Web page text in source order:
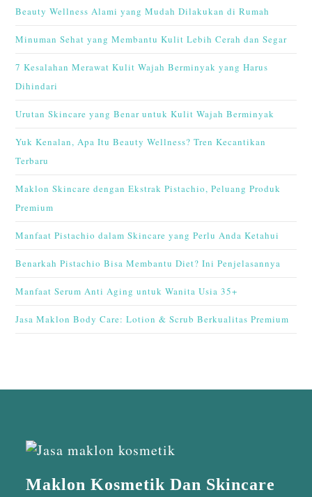
Beauty Wellness Alami yang Mudah Dilakukan di Rumah
Minuman Sehat yang Membantu Kulit Lebih Cerah dan Segar
7 Kesalahan Merawat Kulit Wajah Berminyak yang Harus
Dihindari
Urutan Skincare yang Benar untuk Kulit Wajah Berminyak
Yuk Kenalan, Apa Itu Beauty Wellness? Tren Kecantikan
Terbaru
Maklon Skincare dengan Ekstrak Pistachio, Peluang Produk
Premium
Manfaat Pistachio dalam Skincare yang Perlu Anda Ketahui
Benarkah Pistachio Bisa Membantu Diet? Ini Penjelasannya
Manfaat Serum Anti Aging untuk Wanita Usia 35+
Jasa Maklon Body Care: Lotion & Scrub Berkualitas Premium
Maklon Kosmetik Dan Skincare